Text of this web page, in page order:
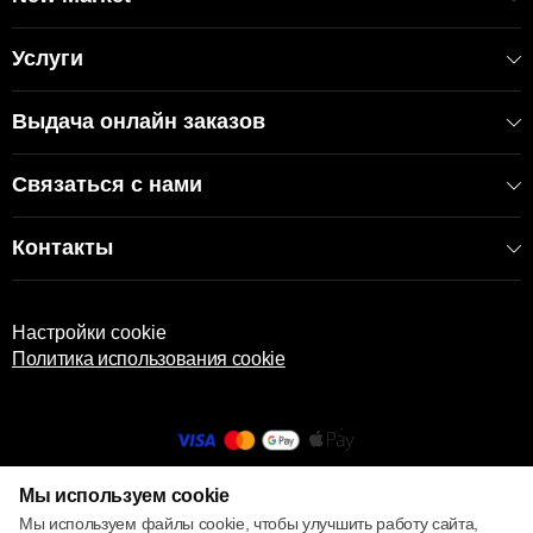
Услуги
Выдача онлайн заказов
Связаться с нами
Контакты
Настройки cookie
Политика использования cookie
© 2013 – 2026 ECOM
Мы используем cookie
Мы используем файлы cookie, чтобы улучшить работу сайта,